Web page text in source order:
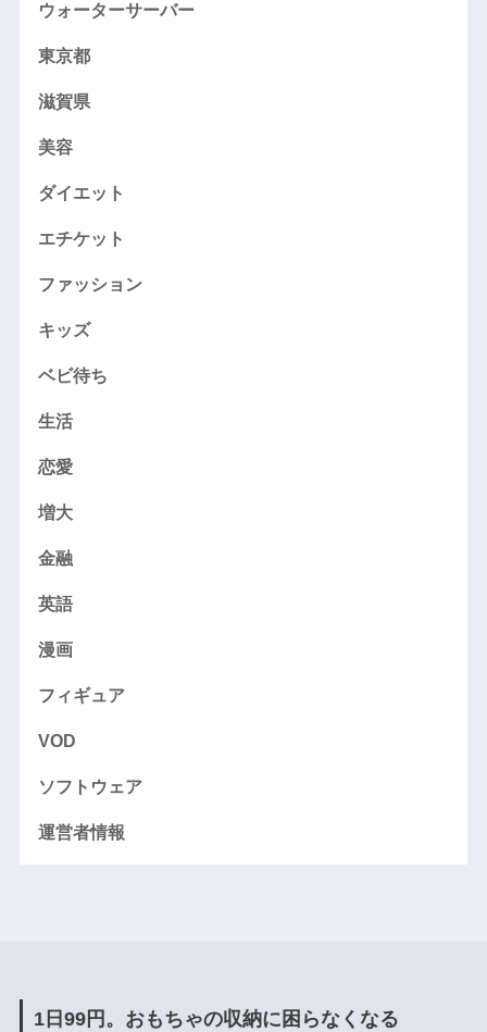
ウォーターサーバー
東京都
滋賀県
美容
ダイエット
エチケット
ファッション
キッズ
ベビ待ち
生活
恋愛
増大
金融
英語
漫画
フィギュア
VOD
ソフトウェア
運営者情報
1日99円。おもちゃの収納に困らなくなる